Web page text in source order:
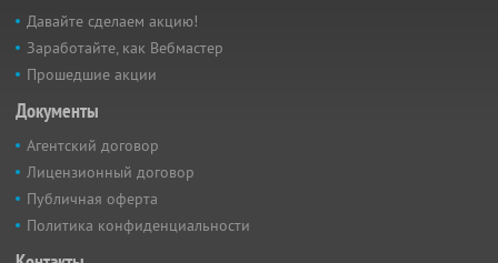
Давайте сделаем акцию!
Заработайте, как Вебмастер
Прошедшие акции
Документы
Агентский договор
Лицензионный договор
Публичная оферта
Политика конфиденциальности